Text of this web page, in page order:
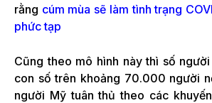
rằng cúm mùa sẽ làm tình trạng
phức tạp
Cũng theo mô hình này thì số
con số trên khoảng 70.000 người
người Mỹ tuân thủ theo các